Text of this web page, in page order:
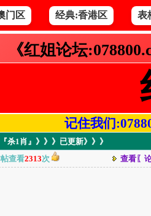
门区 经典:香港区 表
《红姐论坛
记住我们
杀1肖』》》》已更新》》》
查看2313次 查看〖